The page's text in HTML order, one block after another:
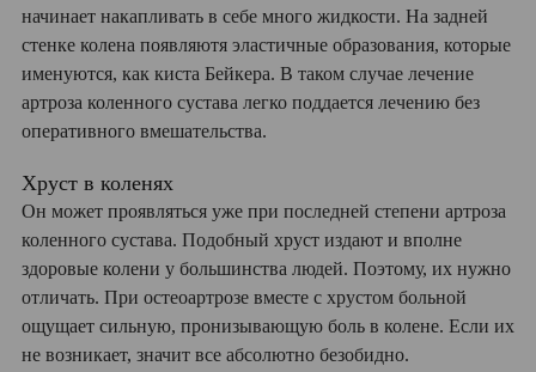
начинает накапливать в себе много жидкости. На задней
стенке колена появляютя эластичные образования, которые
именуются, как киста Бейкера. В таком случае лечение
артроза коленного сустава легко поддается лечению без
оперативного вмешательства.
Хруст в коленях
Он может проявляться уже при последней степени артроза
коленного сустава. Подобный хруст издают и вполне
здоровые колени у большинства людей. Поэтому, их нужно
отличать. При остеоартрозе вместе с хрустом больной
ощущает сильную, пронизывающую боль в колене. Если их
не возникает, значит все абсолютно безобидно.